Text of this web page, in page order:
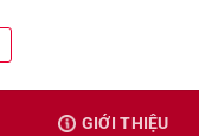
GIỚI THIỆU